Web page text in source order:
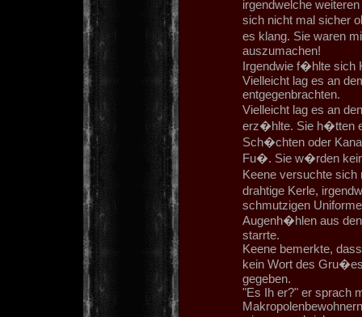
irgendwelche
sich nicht mal sicher
es klang. Sie waren
auszumachen!
Irgendwie f�hlte sich
Vielleicht lag es an
entgegenbrachten.
Vielleicht lag es an
erz�hlte. Sie h�tten
Sch�chten oder
Fu�. Sie w�rden kein
Keene versuchte
drahtige Kerle,
schmutzigen
Augenh�hlen aus
starrte.
Keene bemerkte,
kein Wort des
gegeben.
"Es Ih er?" er sprach